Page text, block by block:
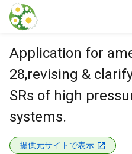
本文に飛ぶ
Application for
28,revising &
SRs of high
systems.
提供元サイトで表示